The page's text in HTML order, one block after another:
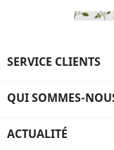
SERVICE CLIENTS
QUI SOMMES-
ACTUALITÉ